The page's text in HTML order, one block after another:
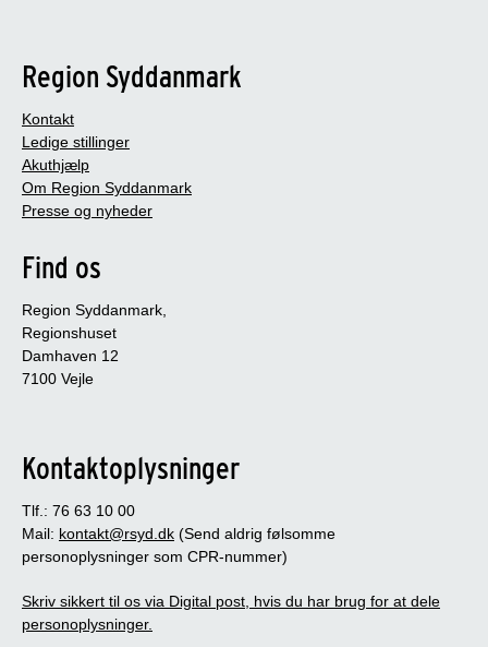
Region Syddanmark
Kontakt
Ledige stillinger
Akuthjælp
Om Region Syddanmark
Presse og nyheder
Find os
Region Syddanmark,
Regionshuset
Damhaven 12
7100 Vejle
Kontaktoplysninger
Tlf.: 76 63 10 00
Mail: kontakt@rsyd.dk (Send aldrig følsomme
personoplysninger som CPR-nummer)
Skriv sikkert til os via Digital post, hvis du har brug for at dele
personoplysninger.